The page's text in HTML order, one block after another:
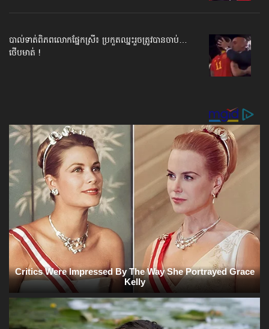
បាល់ទាត់​ពិភពលោក​ផ្នែកស្រី៖ ប្រកួតឈ្នះរួច​ត្រូវបានចាប់…
ថើបមាត់ !